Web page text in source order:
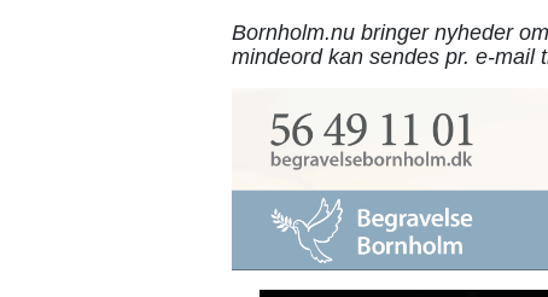
Bornholm.nu bringer nyheder
mindeord kan sendes pr. e-mail